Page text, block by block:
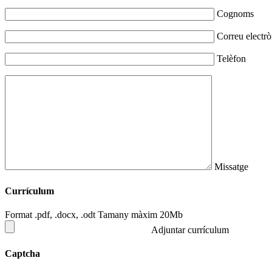
Cognoms
Correu
Telèfon
Missatge
Currículum
Format .pdf, .docx, .odt Tamany màxim 20Mb
Adjuntar currículum
Captcha